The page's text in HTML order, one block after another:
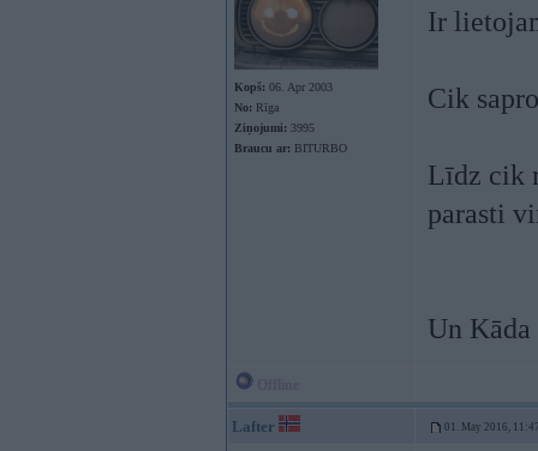
Kopš: 06. Apr 2003
No: Rīga
Ziņojumi: 3995
Braucu ar: BITURBO
Ir
Cik
Līdz cik
parasti
Un
Lafter 01. May 2016,